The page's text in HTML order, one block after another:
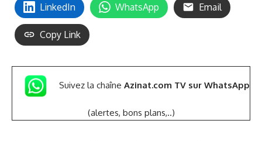
LinkedIn WhatsApp Email
Copy Link
Suivez la chaîne Azinat.com TV sur WhatsApp
(alertes, bons plans,..)